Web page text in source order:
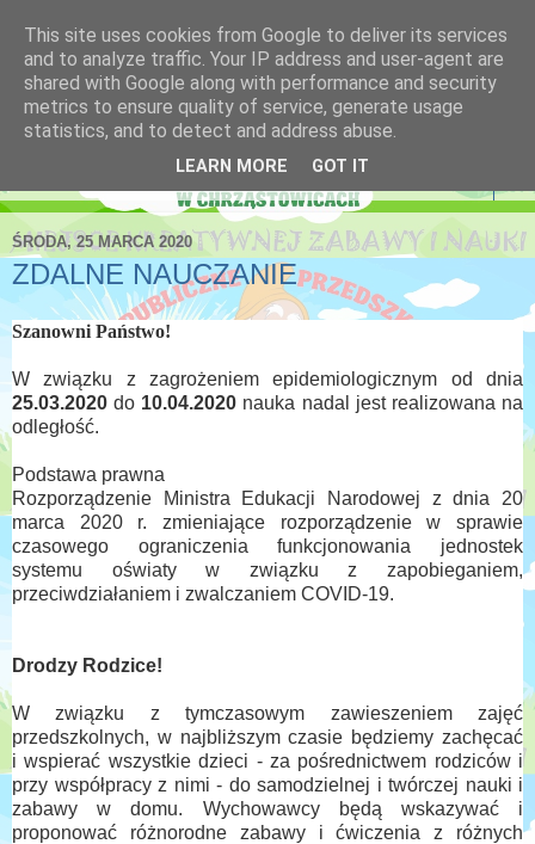
Niepubliczne Przedszkole
Krasnoludek
ŚRODA, 25 MARCA 2020
ZDALNE NAUCZANIE
Szanowni Państwo!
W związku z zagrożeniem epidemiologicznym od dnia
25.03.2020 do 10.04.2020 nauka nadal jest realizowana na
odległość.
Podstawa prawna
Rozporządzenie Ministra Edukacji Narodowej z dnia 20
marca 2020 r. zmieniające rozporządzenie w sprawie
czasowego ograniczenia funkcjonowania jednostek
systemu oświaty w związku z zapobieganiem,
przeciwdziałaniem i zwalczaniem COVID-19.
Drodzy Rodzice!
W związku z tymczasowym zawieszeniem zajęć
przedszkolnych, w najbliższym czasie będziemy zachęcać
iwspierać wszystkie dzieci - za pośrednictwem rodziców i
przy współpracy z nimi - do samodzielnej i twórczej nauki i
zabawy w domu. Wychowawcy będą wskazywać i
proponować różnorodne zabawy i ćwiczenia z różnych
This site uses cookies from Google to deliver its services
and to analyze traffic. Your IP address and user-agent are
shared with Google along with performance and security
metrics to ensure quality of service, generate usage
statistics, and to detect and address abuse.
LEARN MORE GOT IT